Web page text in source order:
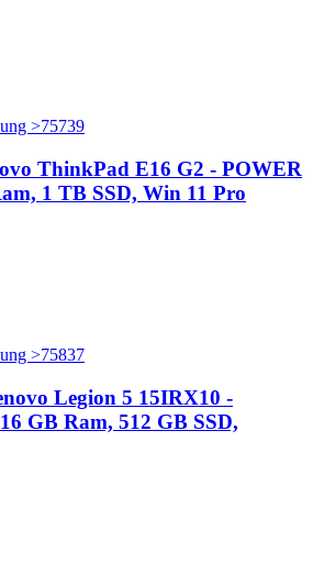
ThinkPad E16 G2 - POWER
1 TB SSD, Win 11 Pro
Legion 5 15IRX10 -
GB Ram, 512 GB SSD,